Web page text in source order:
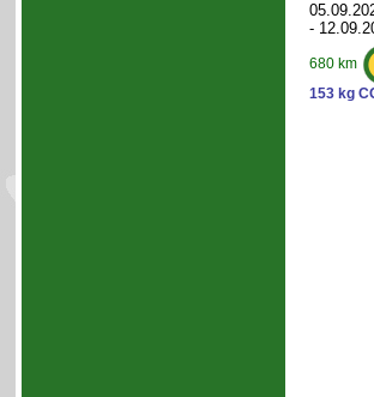
-
680 km
153 kg